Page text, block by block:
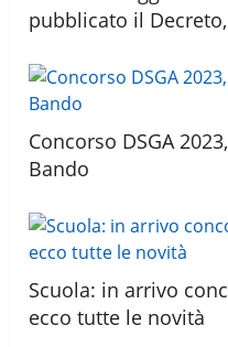
pubblicato il
Concorso DSGA
Bando
Scuola: in arrivo
ecco tutte le novità